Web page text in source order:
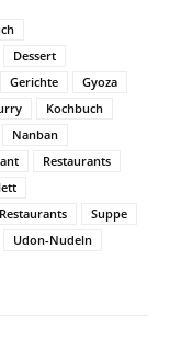
Dessert
Gerichte
Gyoza
Kochbuch
Nanban
Restaurants
Suppe
Udon-Nudeln